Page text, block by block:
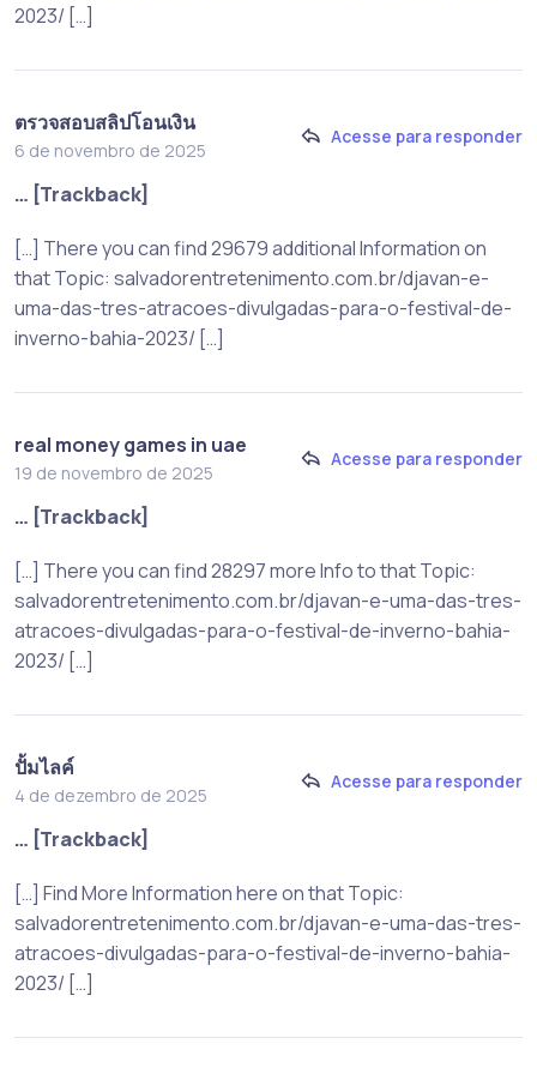
2023/ […]
ตรวจสอบสลิปโอนเงิน
6 de novembro de 2025
Acesse para responder
… [Trackback]
[…] There you can find 29679 additional Information on
that Topic: salvadorentretenimento.com.br/djavan-e-
uma-das-tres-atracoes-divulgadas-para-o-festival-de-
inverno-bahia-2023/ […]
real money games in uae
19 de novembro de 2025
Acesse para responder
… [Trackback]
[…] There you can find 28297 more Info to that Topic:
salvadorentretenimento.com.br/djavan-e-uma-das-tres-
atracoes-divulgadas-para-o-festival-de-inverno-bahia-
2023/ […]
ปั้มไลค์
4 de dezembro de 2025
Acesse para responder
… [Trackback]
[…] Find More Information here on that Topic:
salvadorentretenimento.com.br/djavan-e-uma-das-tres-
atracoes-divulgadas-para-o-festival-de-inverno-bahia-
2023/ […]